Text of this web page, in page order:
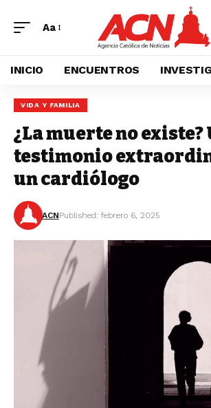
Aa
INICIO ENCUENTROS
VIDA Y FAMILIA
¿La muerte no existe?
testimonio
un cardiólogo
ACNPublished: febrero 6, 2025